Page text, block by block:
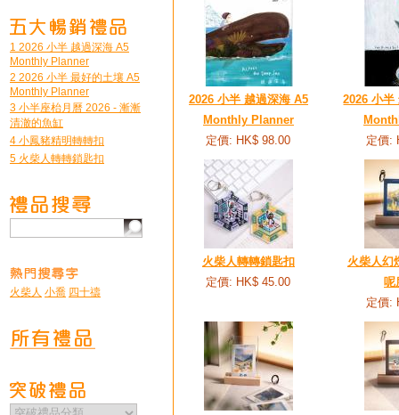
1 2026 小半 越過深海 A5
Monthly Planner
2 2026 小半 最好的土壤 A5
Monthly Planner
3 小半座枱月曆 2026 - 漸漸
清澈的魚缸
4 小鳳豬精明轉轉扣
5 火柴人轉轉鎖匙扣
火柴人 小喬 四十禱
2026 小半 越過深海 A5
Monthly Planner
定價: HK$ 98.00
2026 小半
定價:
火柴人轉轉鎖匙扣
定價: HK$ 45.00
火柴人幻
呢
定價: